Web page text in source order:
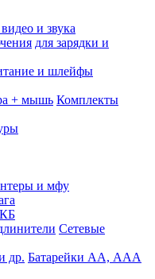
и звука
для зарядки и
и шлейфы
Комплекты
и мфу
Сетевые
Батарейки АА, ААА